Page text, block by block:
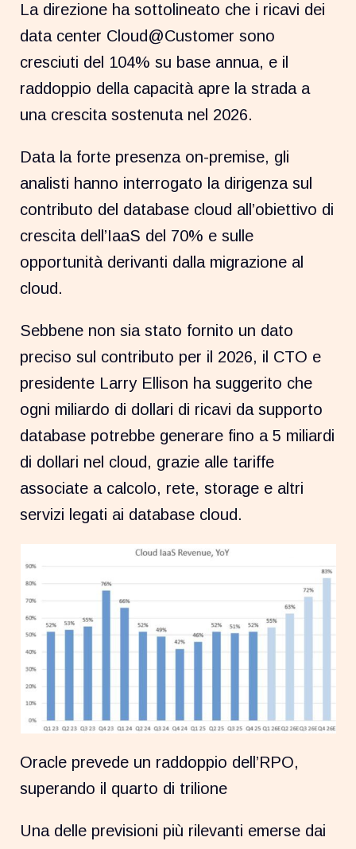
La direzione ha sottolineato che i ricavi dei
data center Cloud@Customer sono
cresciuti del 104% su base annua, e il
raddoppio della capacità apre la strada a
una crescita sostenuta nel 2026.
Data la forte presenza on-premise, gli
analisti hanno interrogato la dirigenza sul
contributo del database cloud all’obiettivo di
crescita dell’IaaS del 70% e sulle
opportunità derivanti dalla migrazione al
cloud.
Sebbene non sia stato fornito un dato
preciso sul contributo per il 2026, il CTO e
presidente Larry Ellison ha suggerito che
ogni miliardo di dollari di ricavi da supporto
database potrebbe generare fino a 5 miliardi
di dollari nel cloud, grazie alle tariffe
associate a calcolo, rete, storage e altri
servizi legati ai database cloud.
Oracle prevede un raddoppio dell’RPO,
superando il quarto di trilione
Una delle previsioni più rilevanti emerse dai